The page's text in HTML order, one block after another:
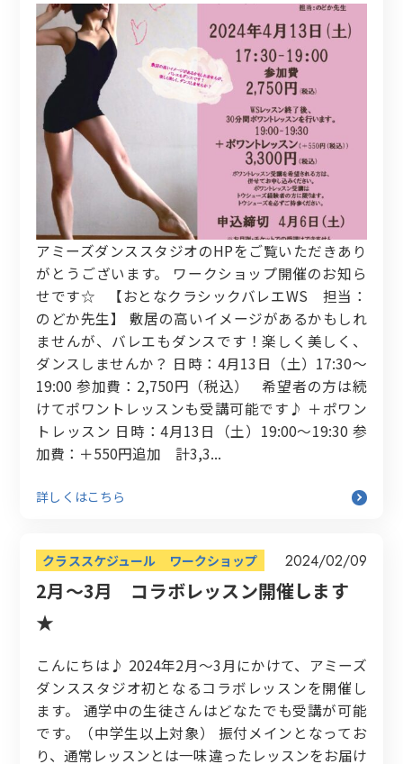
アミーズダンススタジオのHPをご覧いただきあり
がとうございます。 ワークショップ開催のお知ら
せです☆ 【おとなクラシックバレエWS 担当：
のどか先生】 敷居の高いイメージがあるかもしれ
ませんが、バレエもダンスです！楽しく美しく、
ダンスしませんか？ 日時：4月13日（土）17:30〜
19:00 参加費：2,750円（税込） 希望者の方は続
けてポワントレッスンも受講可能です♪ ＋ポワン
トレッスン 日時：4月13日（土）19:00〜19:30 参
加費：＋550円追加 計3,3...
詳しくはこちら
クラススケジュール ワークショップ 2024/02/09
2月～3月 コラボレッスン開催します
★
こんにちは♪ 2024年2月～3月にかけて、アミーズ
ダンススタジオ初となるコラボレッスンを開催し
ます。 通学中の生徒さんはどなたでも受講が可能
です。（中学生以上対象） 振付メインとなってお
り、通常レッスンとは一味違ったレッスンをお届け